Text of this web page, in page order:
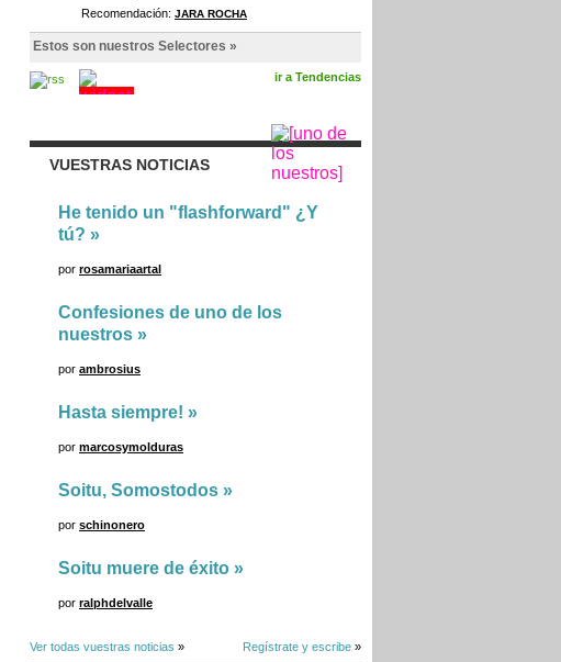
Recomendación: JARA ROCHA
Estos son nuestros Selectores »
ir a Tendencias
VUESTRAS NOTICIAS
He tenido un "flashforward" ¿Y
tú? »
por rosamariaartal
Confesiones de uno de los
nuestros »
por ambrosius
Hasta siempre! »
por marcosymolduras
Soitu, Somostodos »
por schinonero
Soitu muere de éxito »
por ralphdelvalle
Ver todas vuestras noticias » Regístrate y escribe »